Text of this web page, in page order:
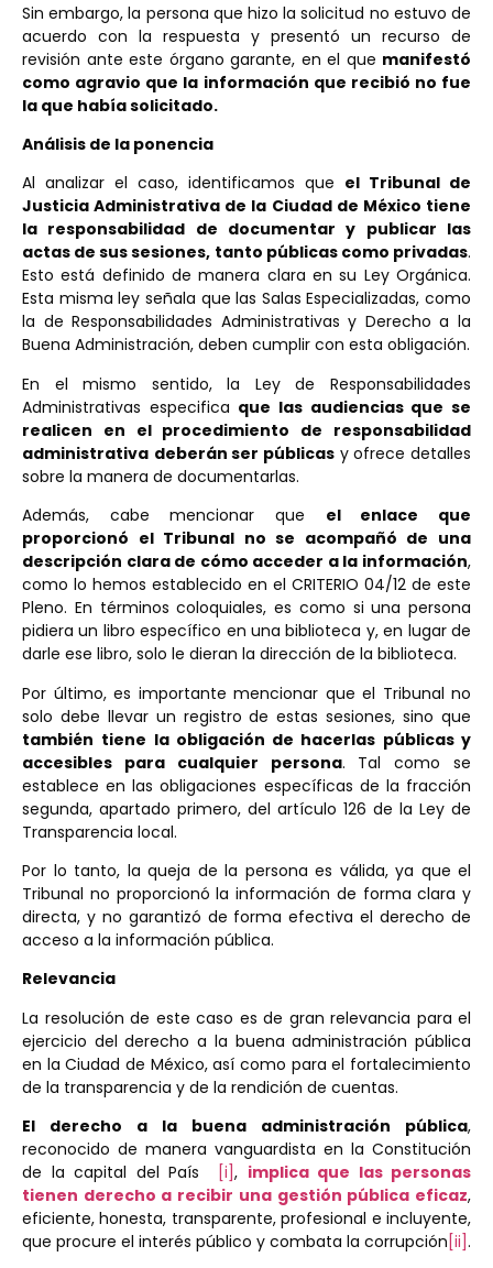
Sin embargo, la persona que hizo la solicitud no estuvo de
acuerdo con la respuesta y presentó un recurso de
revisión ante este órgano garante, en el que manifestó
como agravio que la información que recibió no fue
la que había solicitado.
Análisis de la ponencia
Al analizar el caso, identificamos que el Tribunal de
Justicia Administrativa de la Ciudad de México tiene
la responsabilidad de documentar y publicar las
actas de sus sesiones, tanto públicas como privadas.
Esto está definido de manera clara en su Ley Orgánica.
Esta misma ley señala que las Salas Especializadas, como
la de Responsabilidades Administrativas y Derecho a la
Buena Administración, deben cumplir con esta obligación.
En el mismo sentido, la Ley de Responsabilidades
Administrativas especifica que las audiencias que se
realicen en el procedimiento de responsabilidad
administrativa deberán ser públicas y ofrece detalles
sobre la manera de documentarlas.
Además, cabe mencionar que el enlace que
proporcionó el Tribunal no se acompañó de una
descripción clara de cómo acceder a la información,
como lo hemos establecido en el CRITERIO 04/12 de este
Pleno. En términos coloquiales, es como si una persona
pidiera un libro específico en una biblioteca y, en lugar de
darle ese libro, solo le dieran la dirección de la biblioteca.
Por último, es importante mencionar que el Tribunal no
solo debe llevar un registro de estas sesiones, sino que
también tiene la obligación de hacerlas públicas y
accesibles para cualquier persona. Tal como se
establece en las obligaciones específicas de la fracción
segunda, apartado primero, del artículo 126 de la Ley de
Transparencia local.
Por lo tanto, la queja de la persona es válida, ya que el
Tribunal no proporcionó la información de forma clara y
directa, y no garantizó de forma efectiva el derecho de
acceso a la información pública.
Relevancia
La resolución de este caso es de gran relevancia para el
ejercicio del derecho a la buena administración pública
en la Ciudad de México, así como para el fortalecimiento
de la transparencia y de la rendición de cuentas.
El derecho a la buena administración pública,
reconocido de manera vanguardista en la Constitución
de la capital del País
[i], implica que las personas
tienen derecho a recibir una gestión pública eficaz,
eficiente, honesta, transparente, profesional e incluyente,
que procure el interés público y combata la corrupción [ii].